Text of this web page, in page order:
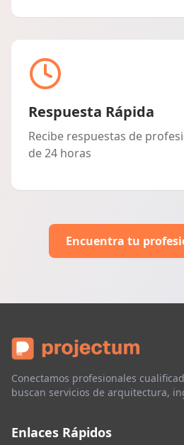
Respuesta Rápida
Recibe respuestas de
de 24 horas
Encuentra tu
Conectamos profesionales
buscan servicios de arquitectura,
Enlaces Rápidos